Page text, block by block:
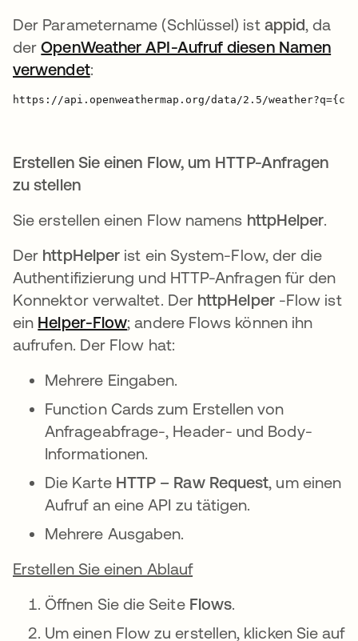
Der Parametername (Schlüssel) ist appid, da
derOpenWeather API-Aufruf diesen Namen
verwendetwird in einer neuen Registerkarte
:
https://api.openweathermap.org/data/2.5/
Erstellen Sie einen Flow, um HTTP-Anfragen
zu stellen
Sie erstellen einen Flow namens httpHelper.
Der httpHelper ist ein System-Flow, der die
Authentifizierung und HTTP-Anfragen für den
Konnektor verwaltet. Der httpHelper-Flow ist
ein Helper-Flowwird in einer neuen
; andere Flows können ihn
aufrufen. Der Flow hat:
Mehrere Eingaben.
Function Cards zum Erstellen von
Anfrageabfrage-, Header- und Body-
Informationen.
Die Karte HTTP – Raw Request, um einen
Aufruf an eine API zu tätigen.
Mehrere Ausgaben.
Erstellen Sie einen Ablauf
Öffnen Sie die Seite Flows.
Um einen Flow zu erstellen, klicken Sie auf